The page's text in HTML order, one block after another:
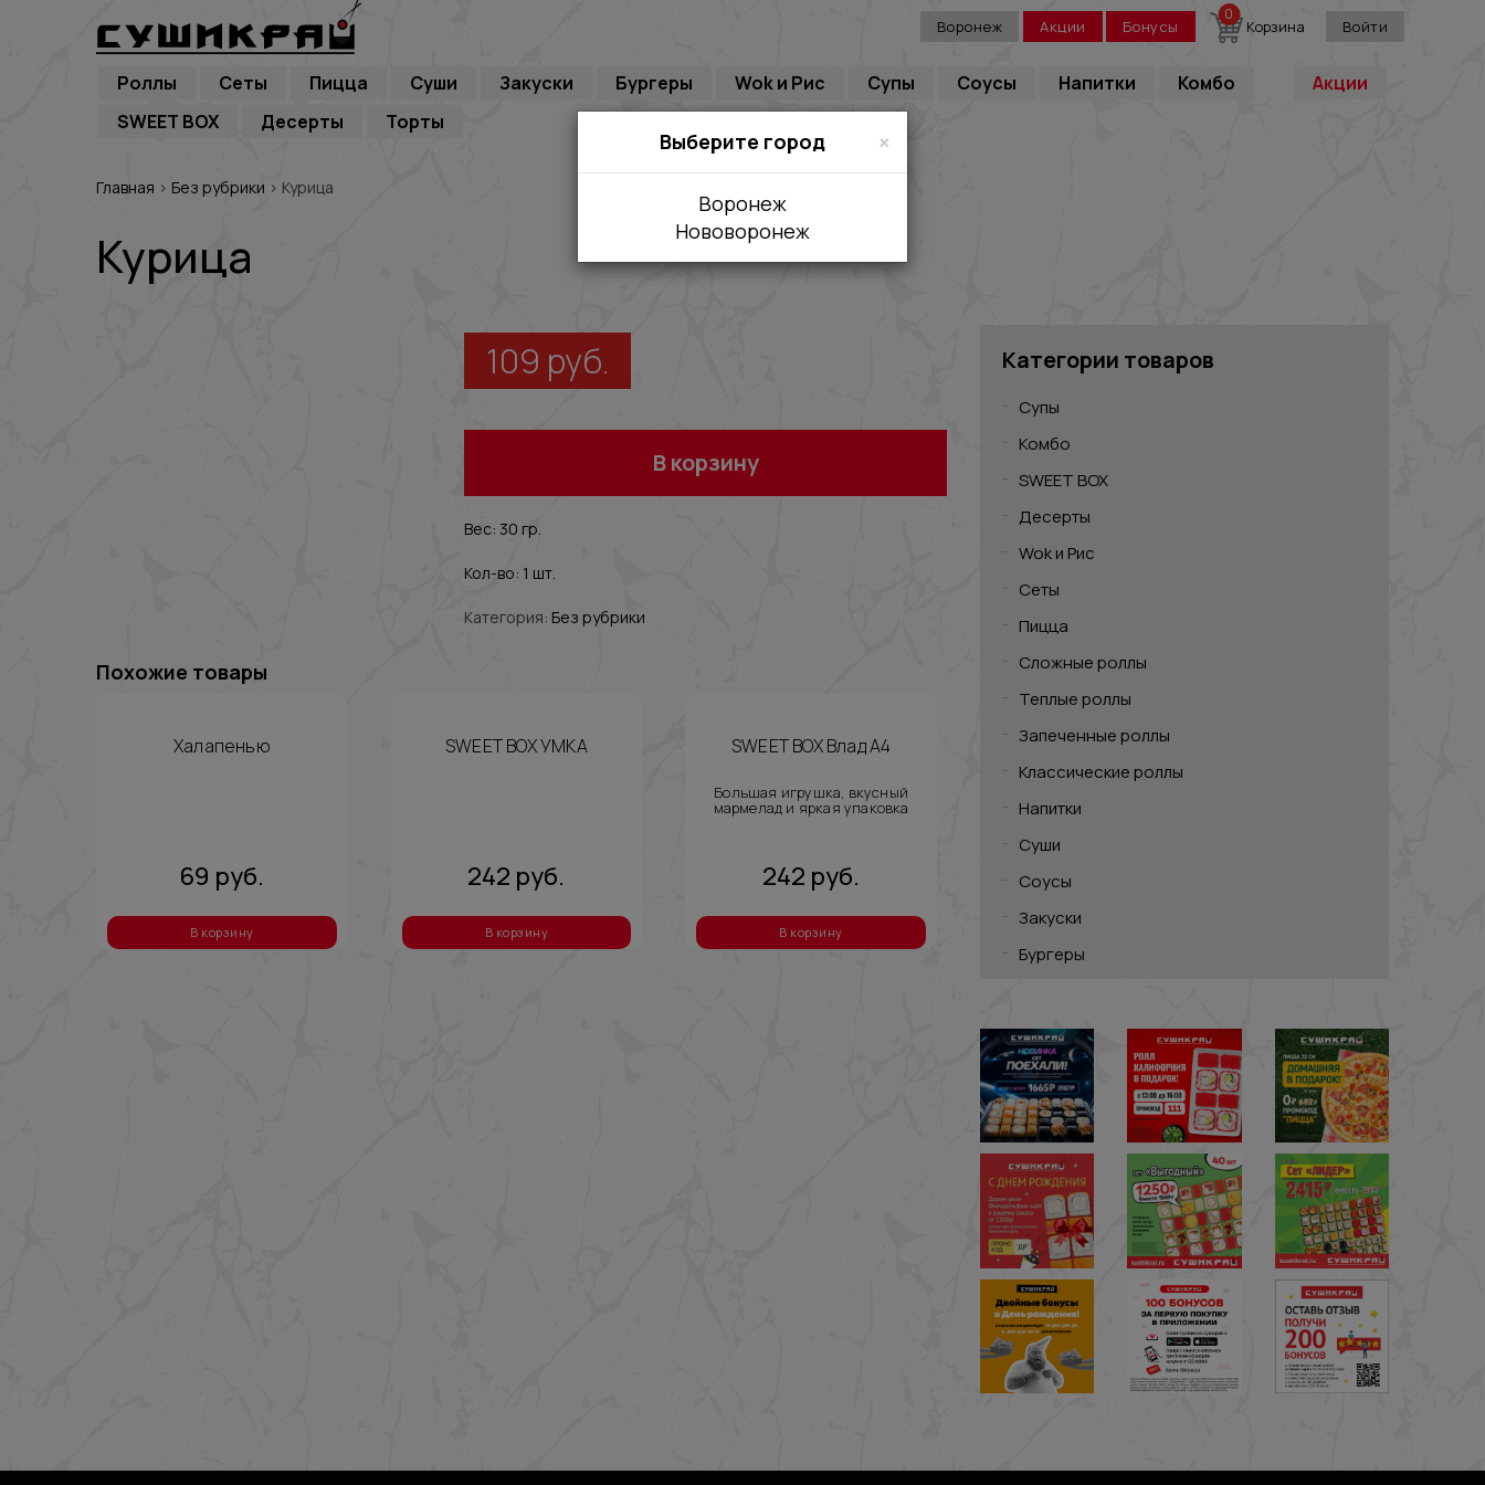
Воронеж Акции Бонусы Корзина
0
Войти
Роллы Сеты Пицца Суши Закуски Бургеры Wok и Рис Супы Соусы Напитки Акции
Комбо
SWEET BOX
Десерты Торты
Главная › Без рубрики › Курица
Курица
109 руб.
В корзину
Вес: 30 гр.
Кол-во: 1 шт.
Категория: Без рубрики
Похожие товары
Халапенью
69 руб.
В корзину
SWEET BOX УМКА
242 руб.
В корзину
SWEET BOX Влад А4
Большая игрушка, вкусный
мармелад и яркая упаковка
242 руб.
В корзину
Категории товаров
Супы
Комбо
SWEET BOX
Десерты
Wok и Рис
Сеты
Пицца
Сложные роллы
Теплые роллы
Запеченные роллы
Классические роллы
Напитки
Суши
Соусы
Закуски
Бургеры
Выберите город ×
Воронеж
Нововоронеж